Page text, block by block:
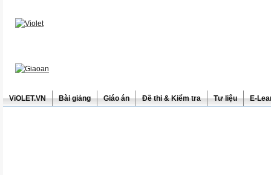
ViOLET.VN Bài giảng Giáo án Đề thi & Kiểm tra Tư liệu E-